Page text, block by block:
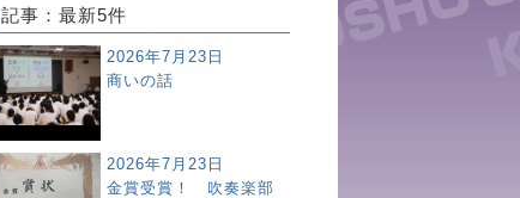
記事：最新5件
2026年7月23日
商いの話
2026年7月23日
金賞受賞！ 吹奏楽部